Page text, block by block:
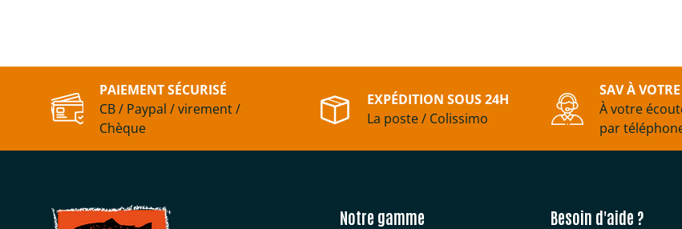
PAIEMENT SÉCURISÉ
CB / Paypal / virement /
Chèque
EXPÉDITION SOUS 24H
La poste / Colissimo
SAV À
À votre
par
Notre gamme Besoin d'aide ?